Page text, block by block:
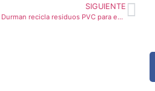
SIGUIENTE
Empresa Durman recicla residuos PVC para evitar su disposición en rellenos sanitarios